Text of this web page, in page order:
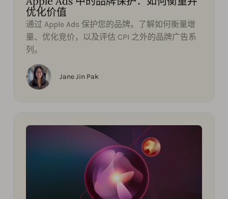
优化价值
通过 Apple Ads 保护您的品牌。了解如何衡量增
量、优化竞价，以及评估 CPI 之外的品牌广告系
列。
Jane Jin Pak